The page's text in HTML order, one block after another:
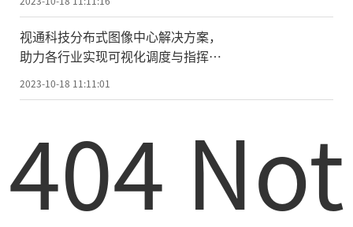
视通科技分布式图像中心解决方案，
助力各行业实现可视化调度与指挥控
制
2023-10-18 11:11:01
404 Not